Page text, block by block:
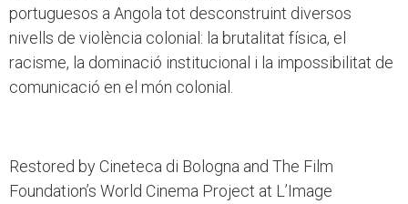
portuguesos a Angola tot desconstruint diversos
nivells de violència colonial: la brutalitat física, el
racisme, la dominació institucional i la impossibilitat de
comunicació en el món colonial.
Restored by Cineteca di Bologna and The Film
Foundation’s World Cinema Project at L’Image